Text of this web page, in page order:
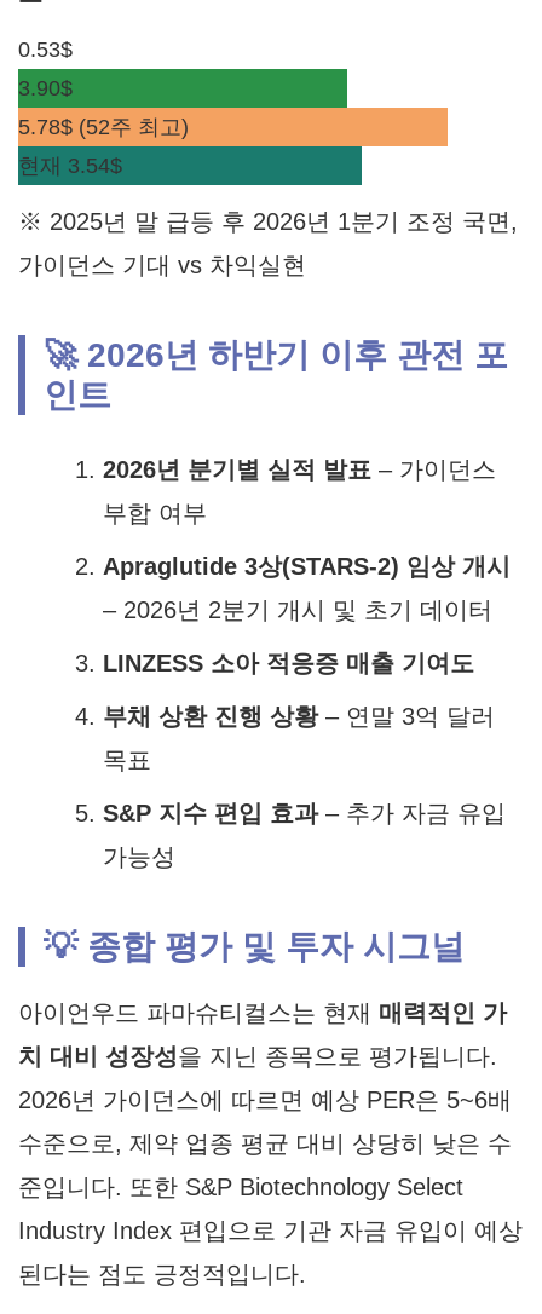
0.53$
3.90$
5.78$ (52주 최고)
현재 3.54$
※ 2025년 말 급등 후 2026년 1분기 조정 국면,
가이던스 기대 vs 차익실현
🚀 2026년 하반기 이후 관전 포
인트
2026년 분기별 실적 발표 – 가이던스
부합 여부
Apraglutide 3상(STARS-2) 임상 개시
– 2026년 2분기 개시 및 초기 데이터
LINZESS 소아 적응증 매출 기여도
부채 상환 진행 상황– 연말 3억 달러
목표
S&P 지수 편입 효과– 추가 자금 유입
가능성
💡 종합 평가 및 투자 시그널
아이언우드 파마슈티컬스는 현재 매력적인 가
치 대비 성장성을 지닌 종목으로 평가됩니다.
2026년 가이던스에 따르면 예상 PER은 5~6배
수준으로, 제약 업종 평균 대비 상당히 낮은 수
준입니다. 또한 S&P Biotechnology Select
Industry Index 편입으로 기관 자금 유입이 예상
된다는 점도 긍정적입니다.